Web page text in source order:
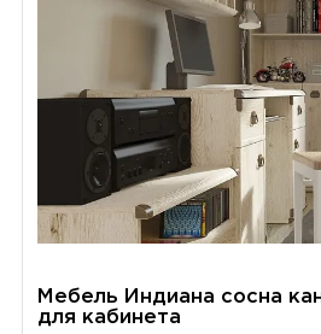
Мебель Индиана сосна
для кабинета